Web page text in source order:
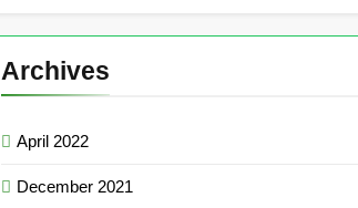
Archives
April 2022
December 2021